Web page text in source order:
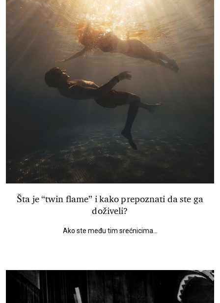
Šta je “twin flame” i kako prepoznati da ste ga
doživeli?
Ako ste među tim srećnicima...